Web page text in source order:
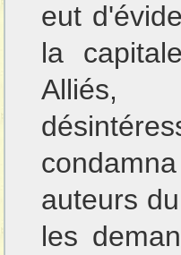
eut
la
Alliés,
auteurs
les